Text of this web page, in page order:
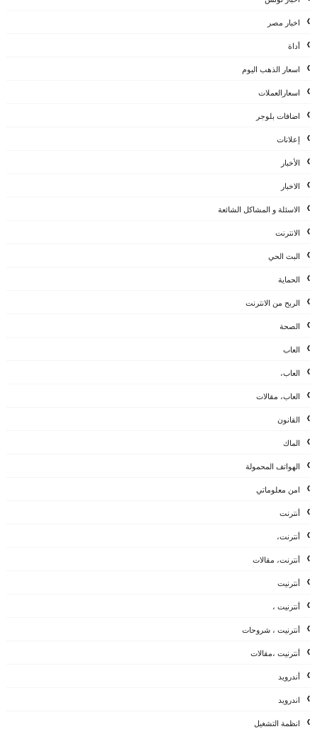
اخبار مصر
أداة
اسعار الذهب اليوم
اسعارالعملات
اضافات بلوجر
إعلانات
الأخبار
الاخبار
الاسئلة و المشاكل الشائعة
الانترنت
البث الحي
الحماية
الربح من الانترنت
الصحة
العاب
العاب،
العاب، مقالات
القانون
الماك
الهواتف المحمولة
امن معلوماتي
أنترنت
أنترنت،
أنترنت، مقالات
أنترنيت
أنترنيت ،
أنترنيت ، شروحات
أنترنيت ،مقالات
أندرويد
اندرويد
انظمة التشغيل